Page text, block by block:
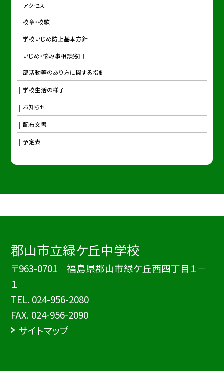
アクセス
校章・校歌
学校いじめ防止基本方針
いじめ・悩み事相談窓口
部活動等のあり方に関する指針
学校生活の様子
お知らせ
配布文書
予定表
郡山市立緑ケ丘中学校
〒963-0701 福島県郡山市緑ケ丘西四丁目１－
１
TEL. 024-956-2080
FAX. 024-956-2090
サイトマップ